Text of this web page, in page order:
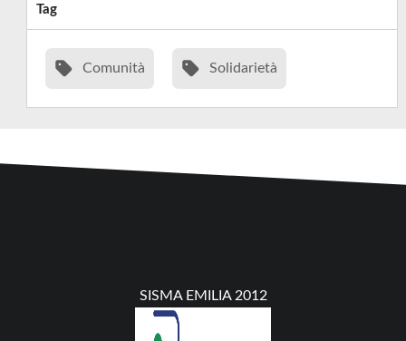
Tag
Comunità Solidarietà
SISMA EMILIA 2012